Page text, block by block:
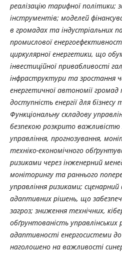
реалізацію тарифної політики;
інструментів; моделей
в громадах та індустріальних
промислової
циркулярної енергетики, що
інвестиційної привабливості
інфраструктури та зростання
енергетичної автономії
доступність енергії для бізнесу
Функціональну складову
безпекою розкрито важливістю
управління, прогнозування,
техніко-економічного
ризиками через інженерний
моніторингу та раннього
управління ризиками;
адаптивних рішень, що
загроз; зниження технічних,
обґрунтованість управлінських
адаптивності енергосистеми
наголошено на важливості